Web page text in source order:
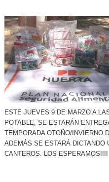
ESTE JUEVES 9 DE MARZO A
POTABLE, SE ESTARÁN
TEMPORADA OTOÑO/INVIERNO
ADEMÁS SE ESTARÁ DICTANDO
CANTEROS. LOS ESPERAMOS!!!!